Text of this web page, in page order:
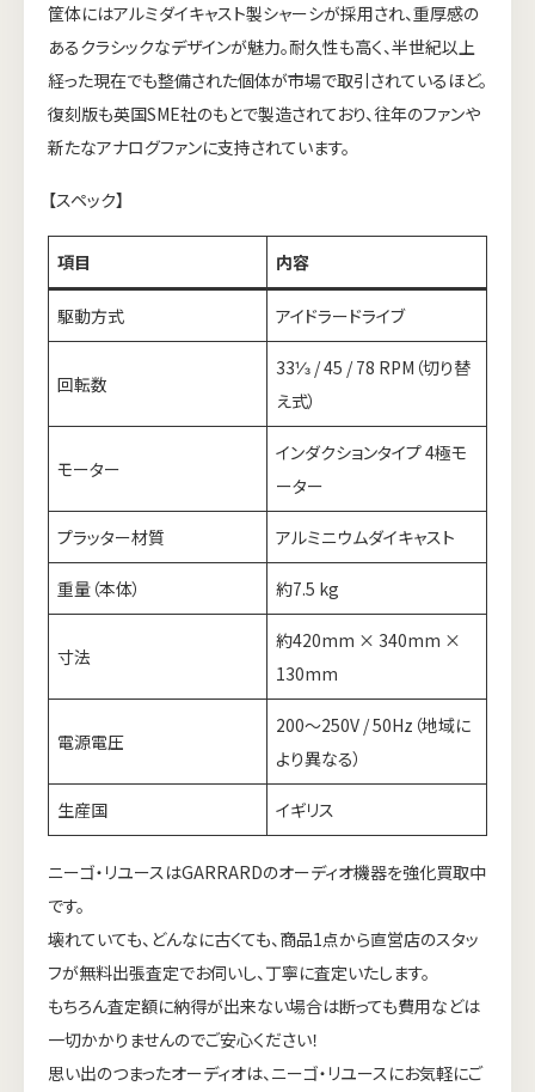
筐体にはアルミダイキャスト製シャーシが採用され、重厚感の
あるクラシックなデザインが魅力。耐久性も高く、半世紀以上
経った現在でも整備された個体が市場で取引されているほど。
復刻版も英国SME社のもとで製造されており、往年のファンや
新たなアナログファンに支持されています。
【スペック】
項目 内容
駆動方式 アイドラードライブ
回転数
33⅓ / 45 / 78 RPM（切り替
え式）
モーター
インダクションタイプ 4極モ
ーター
プラッター材質 アルミニウムダイキャスト
重量（本体） 約7.5 kg
寸法
約420mm × 340mm ×
130mm
電源電圧
200～250V / 50Hz（地域に
より異なる）
生産国 イギリス
ニーゴ・リユースはGARRARDのオーディオ機器を強化買取中
です。
壊れていても、どんなに古くても、商品1点から直営店のスタッ
フが無料出張査定でお伺いし、丁寧に査定いたします。
もちろん査定額に納得が出来ない場合は断っても費用などは
一切かかりませんのでご安心ください！
思い出のつまったオーディオは、ニーゴ・リユースにお気軽にご